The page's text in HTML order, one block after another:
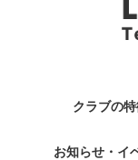
クラブの
お知らせ・イ